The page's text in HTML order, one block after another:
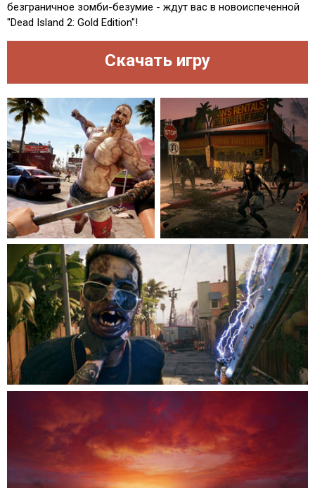
безграничное зомби-безумие - ждут вас в новоиспеченной
"Dead Island 2: Gold Edition"!
Скачать игру